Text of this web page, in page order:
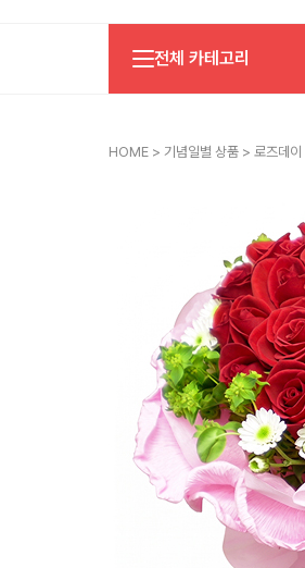
전체 카테고리
HOME > 기념일별 상품 > 로즈데이